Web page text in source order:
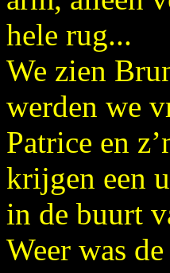
hele rug...
We zien
werden we
Patrice en
krijgen een
in de buurt
Weer was